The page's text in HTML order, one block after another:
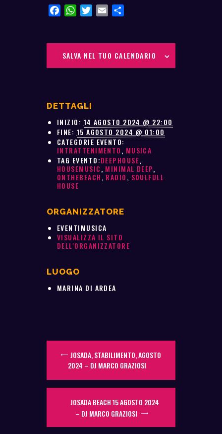
e
b
o
W
t
s
A
t
t
e
i
l
d
i
v
SALVA NEL TUO CALENDARIO
DETTAGLI
INIZIO: 14 AGOSTO 2024 @ 22:00
FINE: 15 AGOSTO 2024 @ 01:00
CATEGORIE EVENTO:
INTRATTENIMENTO, MUSICA
TAG EVENTO:DEEPHOUSE,
HOUSEMUSIC, MINIMAL DEEP,
ONTHEBEACH, RADIO, SOULFULL
HOUSE
ORGANIZZATORE
EVENTIMUSICA
VISUALIZZA IL SITO
DELL'ORGANIZZATORE
LUOGO
MARINA DI ARDEA
JOSADA, STABILIMENTO, AGOSTO
2024 – DJ MARCO GRAZIOSI
JOSADA BEACH 15 AGOSTO 2024
– DJ MARCO GRAZIOSI